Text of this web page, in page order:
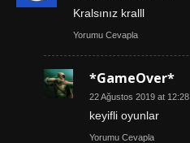
Kralsınız kralll
Yorumu Cevapla
*GameOver*
22 Ağustos 2019 at 12:28
keyifli oyunlar
Yorumu Cevapla